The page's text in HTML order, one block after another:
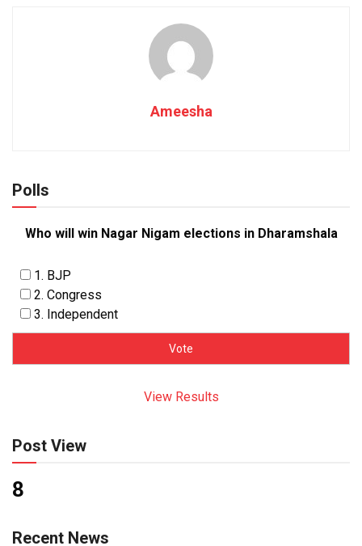
Ameesha
Polls
Who will win Nagar Nigam elections in Dharamshala
1. BJP
2. Congress
3. Independent
View Results
Post View
8
Recent News